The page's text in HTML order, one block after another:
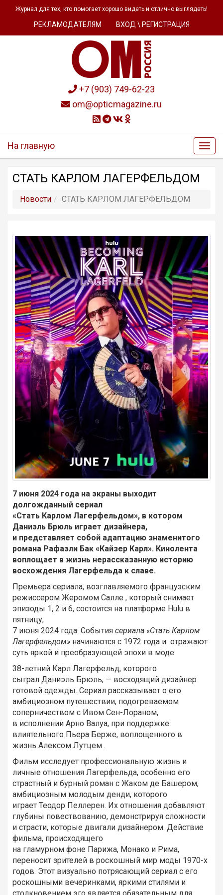
Журнал для тех, кто помогает хорошо видеть и отлично выглядеть!
РЕКЛАМОДАТЕЛЯМ ВХОД \ РЕГИСТРАЦИЯ
+7 (903) 749-62-23
om@opticmagazine.ru
На главную
СТАТЬ КАРЛОМ ЛАГЕРФЕЛЬДОМ
Новости СТАТЬ КАРЛОМ ЛАГЕРФЕЛЬДОМ
7 июня 2024 года на экраны выходит
долгожданный сериал
«Стать Карлом Лагерфельдом», в котором
Даниэль Брюль играет дизайнера,
и представляет собой адаптацию знаменитого
романа Рафаэли Бак «Кайзер Карл». Кинолента
воплощает в жизнь нерассказанную историю
восхождения Лагерфельда к славе.
Премьера сериала, возглавляемого французским
режиссером Жеромом Салле , который снимает
эпизоды 1, 2 и 6, состоится на платформе Hulu в
пятницу,
7 июня 2024 года. События сериала «Стать Карлом
Лагерфельдом» начинаются с 1972 года и отражают
суть яркой и преобразующей эпохи в моде.
38-летний Карл Лагерфельд, которого
сыграл Даниэль Брюль, — восходящий дизайнер
готовой одежды. Сериал рассказывает о его
амбициозном путешествии, подогреваемом
соперничеством с Ивом Сен-Лораном,
в исполнении Арно Валуа, при поддержке
влиятельного Пьера Берже, воплощенного в
жизнь Алексом Лутцем .
Фильм исследует профессиональную жизнь и
личные отношения Лагерфельда, особенно его
страстный и бурный роман с Жаком де Башером,
амбициозным молодым денди, которого
играет Теодор Пеллерен. Их отношения добавляют
глубины повествованию, демонстрируя сложности
и страсти, которые двигали дизайнером. Действие
фильма, происходящего
на гламурном фоне Парижа, Монако и Рима,
переносит зрителей в роскошный мир моды 1970-х
годов. Этот визуально потрясающий сериал с его
роскошными вечеринками, яркими стилями и